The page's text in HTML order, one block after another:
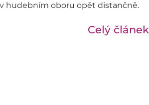
hudebním oboru opět distančně.
Celý